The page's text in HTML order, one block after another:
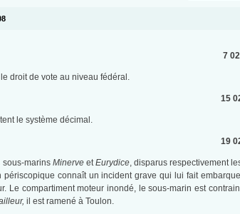
7
droit de vote au niveau fédéral.
15
le système décimal.
19
sous-marins MinerveetEurydice, disparus respectivement
connaît un incident grave qui lui fait
Le compartiment moteur inondé, le sous-marin est
il est ramené à Toulon.